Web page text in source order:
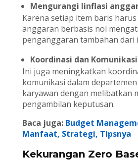
Mengurangi Iinflasi
Karena setiap item baris
anggaran berbasis nol
penganggaran tambahan dari
Koordinasi dan Komunikasi
Ini juga meningkatkan
komunikasi dalam
karyawan dengan melibatkan
pengambilan keputusan.
Baca juga: Budget
Manfaat, Strategi, Tipsnya
Kekurangan Zero